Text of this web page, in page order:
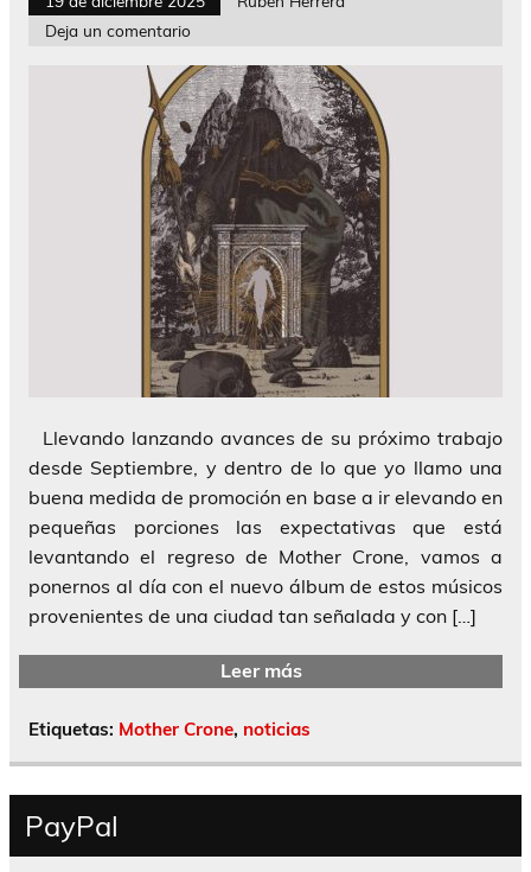
Deja un comentario
Llevando lanzando avances de su próximo trabajo
desde Septiembre, y dentro de lo que yo llamo una
buena medida de promoción en base a ir elevando en
pequeñas porciones las expectativas que está
levantando el regreso de Mother Crone, vamos a
ponernos al día con el nuevo álbum de estos músicos
provenientes de una ciudad tan señalada y con […]
Leer más
Etiquetas: Mother Crone, noticias
PayPal